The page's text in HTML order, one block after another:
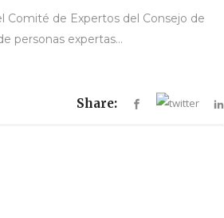
Comité de Expertos del Consejo de
personas expertas...
Share: